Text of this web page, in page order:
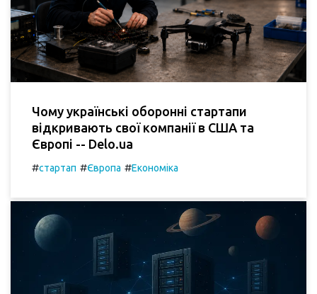
Чому українські оборонні стартапи
відкривають свої компанії в США та
Європі -- Delo.ua
#стартап #Європа #Економіка